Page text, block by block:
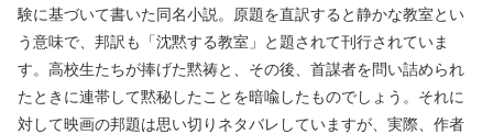
験に基づいて書いた同名小説。原題を直訳すると静かな教室とい
う意味で、邦訳も「沈黙する教室」と題されて刊行されていま
す。高校生たちが捧げた黙祷と、その後、首謀者を問い詰められ
たときに連帯して黙秘したことを暗喩したものでしょう。それに
対して映画の邦題は思い切りネタバレしていますが、実際、作者